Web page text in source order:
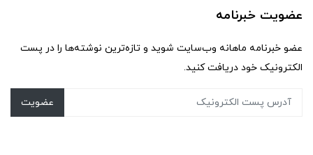
عضویت خبرنامه
عضو خبرنامه ماهانه وب‌سایت شوید و تازه‌ترین نوشته‌ها را در پست
الکترونیک خود دریافت کنید.
عضویت